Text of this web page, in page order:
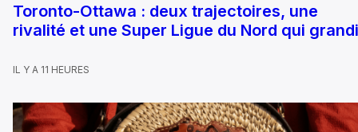
Toronto-Ottawa : deux trajectoires, une
rivalité et une Super Ligue du Nord qui
IL Y A 11 HEURES